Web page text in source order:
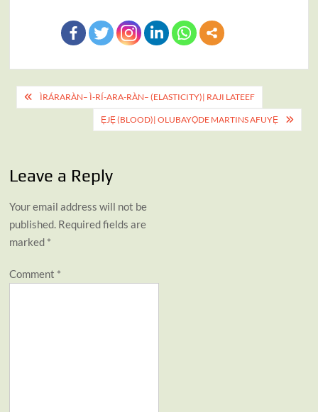
Post
navigation
ÌRÁRARÀN– Ì-RÍ-ARA-RÀN– (ELASTICITY)| RAJI LATEEF
Ẹ̀JẸ̀ (BLOOD)| OLUBAYỌDE MARTINS AFUYẸ
Leave a Reply
Your email address will not be
published. Required fields are
marked *
Comment *